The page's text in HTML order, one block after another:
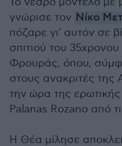
γνώρισε τον Νίκο
πόζαρε γι' αυτόν σε
σπιτιού του
Φρουράς, όπου,
στους ανακριτές της
την ώρα της
Palanas Rozano από
Η Θέα μίλησε